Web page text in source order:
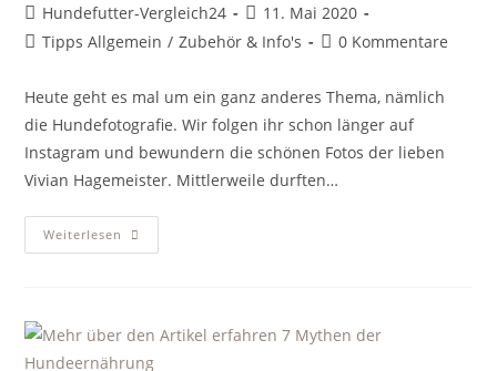
Beitrags-
Autor:
Hundefutter-Vergleich24
Beitrag
veröffentlicht:
11. Mai 2020
Beitrags-
Tipps Allgemein / Zubehör & Info's
Beitrags-
0 Kommentare
Heute geht es mal um ein ganz anderes Thema, nämlich
die Hundefotografie. Wir folgen ihr schon länger auf
Instagram und bewundern die schönen Fotos der lieben
Vivian Hagemeister. Mittlerweile durften…
Weiterlesen Hunde
In
Gelingen
Tolle
Fotos